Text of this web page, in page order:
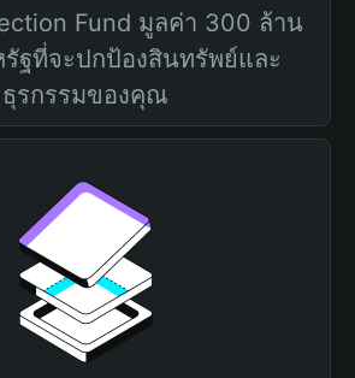
Fund มูลค่า 300 ล้าน
ฐที่จะปกป้องสินทรัพย์และ
ธุรกรรมของคุณ